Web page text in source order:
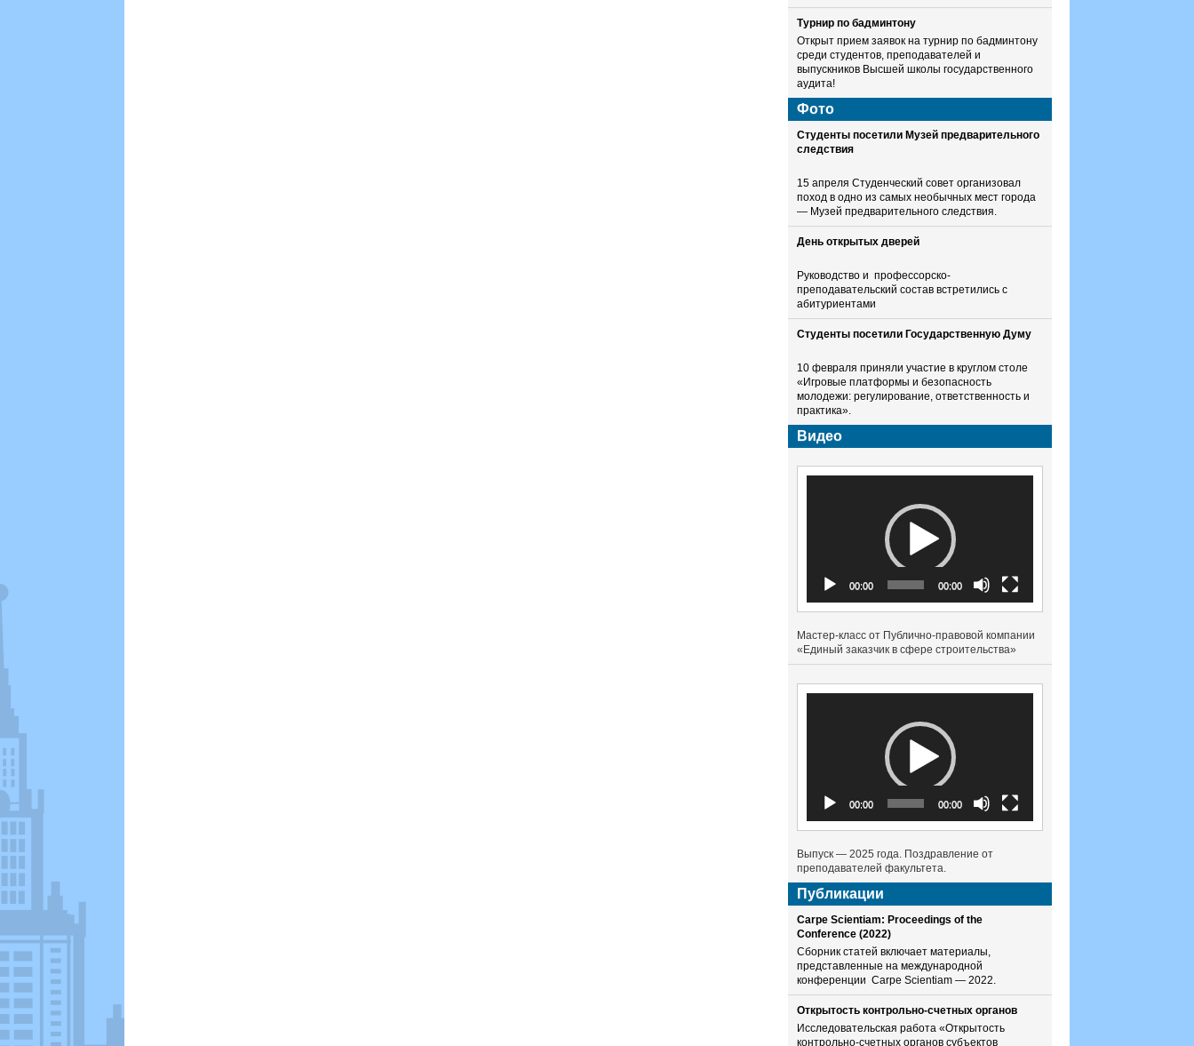
Турнир по бадминтону
Открыт прием заявок на турнир по бадминтону
среди студентов, преподавателей и
выпускников Высшей школы государственного
аудита!
Фото
Студенты посетили Музей предварительного
следствия
15 апреля Студенческий совет организовал
поход в одно из самых необычных мест города
— Музей предварительного следствия.
День открытых дверей
Руководство и профессорско-
преподавательский состав встретились с
абитуриентами
Студенты посетили Государственную Думу
10 февраля приняли участие в круглом столе
«Игровые платформы и безопасность
молодежи: регулирование, ответственность и
практика».
Видео
00:00 00:00
Мастер-класс от Публично-правовой компании
«Единый заказчик в сфере строительства»
00:00 00:00
Выпуск — 2025 года. Поздравление от
преподавателей факультета.
Публикации
Carpe Scientiam: Proceedings of the
Conference (2022)
Сборник статей включает материалы,
представленные на международной
конференции Carpe Scientiam — 2022.
Открытость контрольно-счетных органов
Исследовательская работа «Открытость
контрольно-счетных органов субъектов